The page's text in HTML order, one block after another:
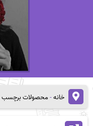
خانه-محصولات برچسب